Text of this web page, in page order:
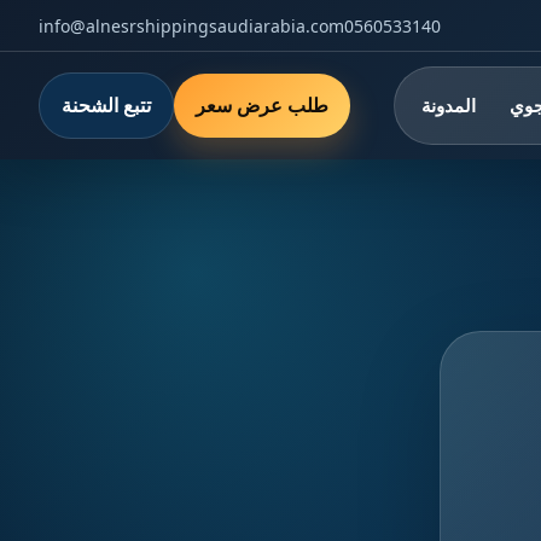
0560533140
info@alnesrshippingsaudiarabia.com
المدونة طلب عرض سعر تتبع الشحنة